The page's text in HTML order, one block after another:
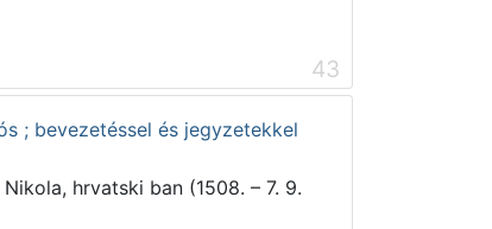
43
; bevezetéssel és jegyzetekkel
hrvatski ban (1508. – 7. 9.